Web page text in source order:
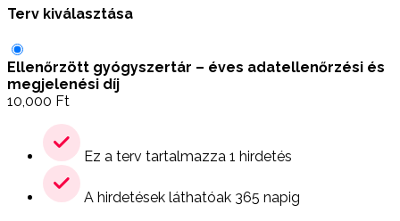
Terv kiválasztása
Ellenőrzött gyógyszertár – éves adatellenőrzési és
megjelenési díj
10,000 Ft
Ez a terv tartalmazza 1 hirdetés
A hirdetések láthatóak 365 napig